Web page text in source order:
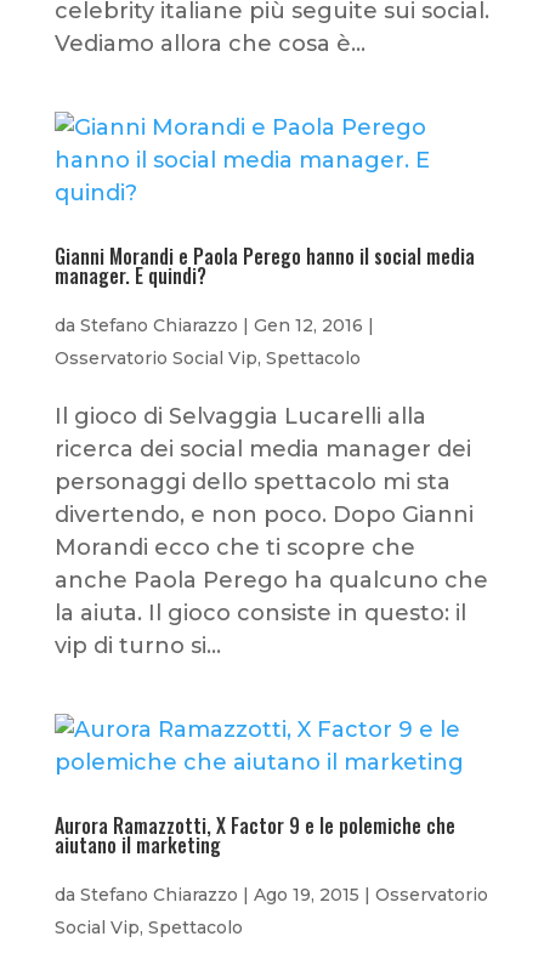
celebrity italiane più seguite sui social.
Vediamo allora che cosa è...
Gianni Morandi e Paola Perego hanno il social media
manager. E quindi?
da Stefano Chiarazzo | Gen 12, 2016 |
Osservatorio Social Vip, Spettacolo
Il gioco di Selvaggia Lucarelli alla
ricerca dei social media manager dei
personaggi dello spettacolo mi sta
divertendo, e non poco. Dopo Gianni
Morandi ecco che ti scopre che
anche Paola Perego ha qualcuno che
la aiuta. Il gioco consiste in questo: il
vip di turno si...
Aurora Ramazzotti, X Factor 9 e le polemiche che
aiutano il marketing
da Stefano Chiarazzo | Ago 19, 2015 | Osservatorio
Social Vip, Spettacolo